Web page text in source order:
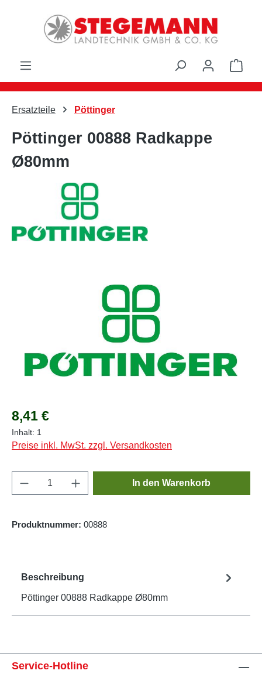
Zum Hauptinhalt springen
Ersatzteile Pöttinger
Pöttinger 00888 Radkappe
Ø80mm
Regulärer Preis:
8,41 €
Inhalt: 1
Preise inkl. MwSt. zzgl. Versandkosten
Produkt Anzahl: Gib den gewünschten
In den Warenkorb
Produktnummer: 00888
Beschreibung
Pöttinger 00888 Radkappe Ø80mm
Service-Hotline